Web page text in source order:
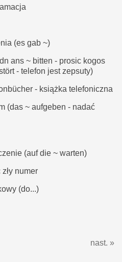
(es gab ~)
ans ~ bitten - prosic kogos
- telefon jest zepsuty)
- książka telefoniczna
(das ~ aufgeben - nadać
(auf die ~ warten)
numer
(do...)
nast. »